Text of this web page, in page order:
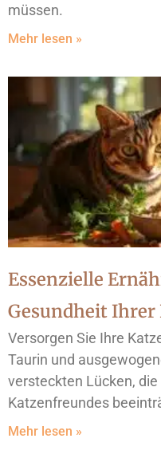
müssen.
Mehr lesen »
Essenzielle
Gesundheit Ihrer
Versorgen Sie Ihre
Taurin und
versteckten Lücken,
Katzenfreundes
Mehr lesen »